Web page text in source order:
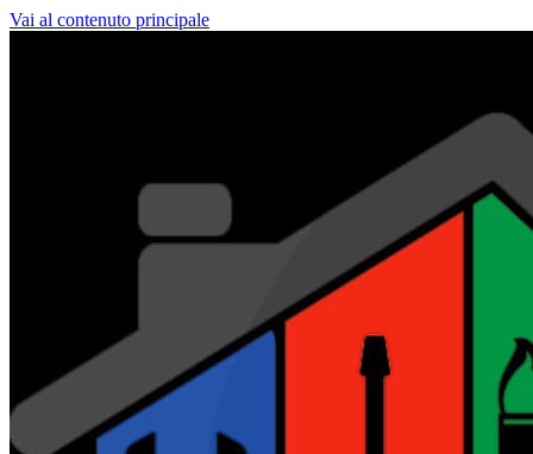
Vai al contenuto principale